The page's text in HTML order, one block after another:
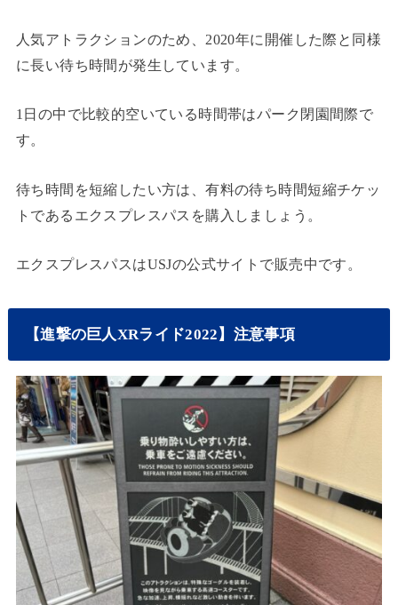
人気アトラクションのため、2020年に開催した際と同様
に長い待ち時間が発生しています。
1日の中で比較的空いている時間帯はパーク閉園間際で
す。
待ち時間を短縮したい方は、有料の待ち時間短縮チケッ
トであるエクスプレスパスを購入しましょう。
エクスプレスパスはUSJの公式サイトで販売中です。
【進撃の巨人XRライド2022】注意事項